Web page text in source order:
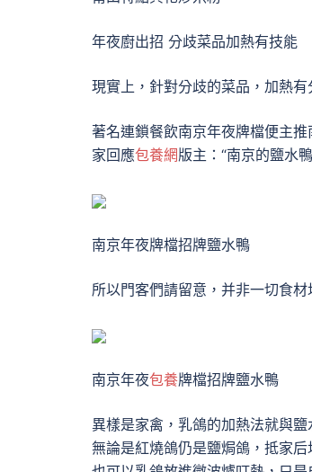
年夜廚出招 分歧菜品加熱有技能
現實上，針對分歧的菜品，加熱
著名連鎖餐飲南京年夜牌檔便主
家回應包養網版主：“南京的鹽水
南京年夜牌檔招牌鹽水鴨
所以門客們請留意，并非一切食
南京年夜包養牌檔招牌鹽水鴨
異樣是家禽，乳鴿的加熱法就與
無論是紅燒鴿仍是鹽焗鴿，抵家